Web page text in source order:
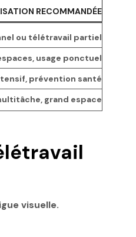
RECOMMANDÉE
ou télétravail partiel
usage ponctuel
prévention santé
grand espace
visuelle.